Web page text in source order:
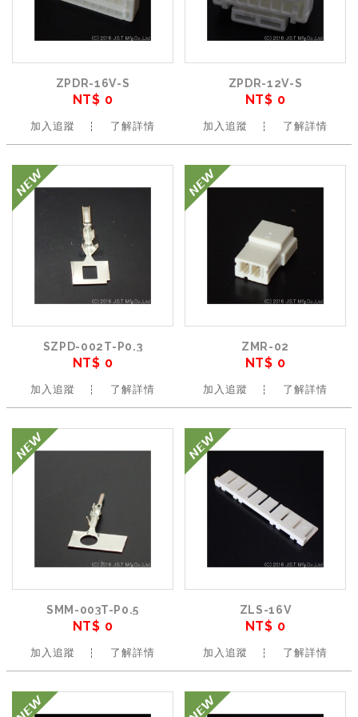
ZPDR-16V-S
NT$ 0
加入追蹤 了解詳情
ZPDR-12V-S
NT$ 0
加入追蹤 了解詳情
SZPD-002T-P0.3
NT$ 0
加入追蹤 了解詳情
ZMR-02
NT$ 0
加入追蹤 了解詳情
SMM-003T-P0.5
NT$ 0
加入追蹤 了解詳情
ZLS-16V
NT$ 0
加入追蹤 了解詳情